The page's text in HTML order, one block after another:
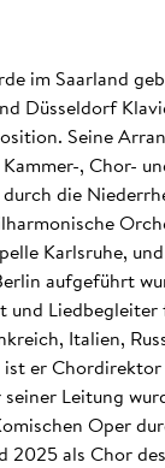
im Saarland
Düsseldorf
Seine
, Chor-
die
Karlsruhe,
aufgeführt
und
Italien,
ist er
Leitung
Oper
2025 als Chor